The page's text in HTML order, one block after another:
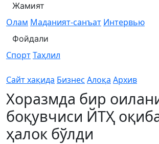
Жамият
Олам Маданият-санъат Интервью
Фойдали
СпортТаҳлил
Сайт хақида Бизнес Алоқа Архив
Хоразмда бир
боқувчиси ЙТҲ
ҳалок бўлди